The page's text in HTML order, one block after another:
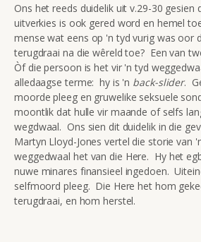
Ons het reeds duidelik uit v.29-30 gesien
uitverkies is ook gered word en hemel
mense wat eens op 'n tyd vurig was oor
terugdraai na die wêreld toe? Een van
Òf die persoon is het vir 'n tyd
alledaagse terme: hy is 'n back-slider.
moorde pleeg en gruwelike seksuele
moontlik dat hulle vir maande of selfs
wegdwaal. Ons sien dit duidelik in die
Martyn Lloyd-Jones vertel die storie van
weggedwaal het van die Here. Hy het
nuwe minares finansieel ingedoen.
selfmoord pleeg. Die Here het hom
terugdraai, en hom herstel.